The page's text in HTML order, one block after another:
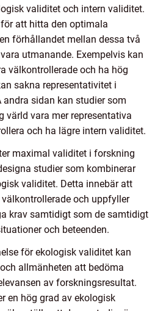
validitet och intern validitet.
att hitta den optimala
förhållandet mellan dessa två
utmanande. Exempelvis kan
välkontrollerade och ha hög
sakna representativitet i
andra sidan kan studier som
värld vara mer representativa
och ha lägre intern validitet.
maximal validitet i forskning
studier som kombinerar
validitet. Detta innebär att
och uppfyller
krav samtidigt som de samtidigt
och beteenden.
för ekologisk validitet kan
allmänheten att bedöma
av forskningsresultat.
en hög grad av ekologisk